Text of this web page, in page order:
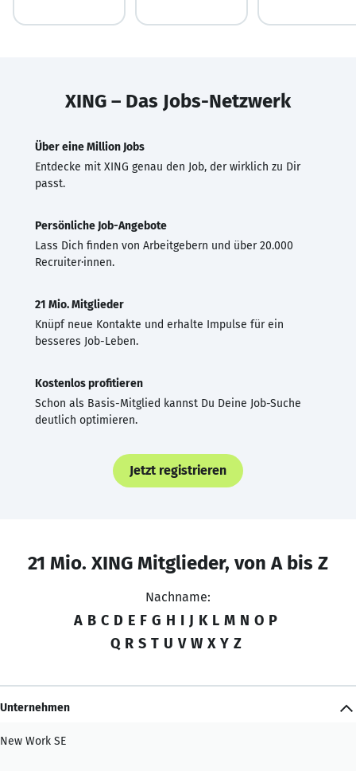
XING – Das Jobs-Netzwerk
Über eine Million Jobs
Entdecke mit XING genau den Job, der wirklich zu Dir
passt.
Persönliche Job-Angebote
Lass Dich finden von Arbeitgebern und über 20.000
Recruiter·innen.
21 Mio. Mitglieder
Knüpf neue Kontakte und erhalte Impulse für ein
besseres Job-Leben.
Kostenlos profitieren
Schon als Basis-Mitglied kannst Du Deine Job-Suche
deutlich optimieren.
Jetzt registrieren
21 Mio. XING Mitglieder, von A bis Z
Nachname:
A B C D E F G H I J K L M N O P
Q R S T U V W X Y Z
Unternehmen
New Work SE